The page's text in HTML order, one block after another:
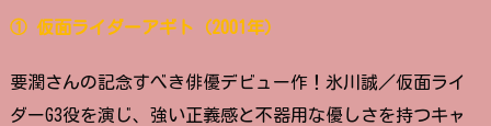
① 仮面ライダーアギト（2001年）
要潤さんの記念すべき俳優デビュー作！氷川誠／仮面ライ
ダーG3役を演じ、強い正義感と不器用な優しさを持つキャ